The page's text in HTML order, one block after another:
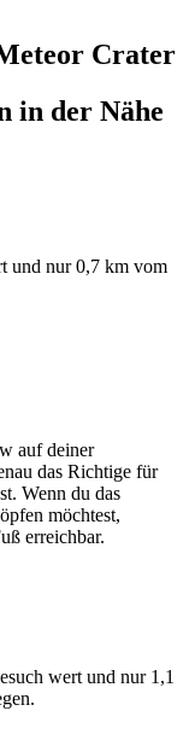
Crater
in der Nähe
und nur 0,7 km vom
auf deiner
das Richtige für
Wenn du das
möchtest,
erreichbar.
wert und nur 1,1